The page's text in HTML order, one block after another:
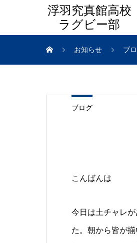
浮羽究真館高校
ラグビー部
お知らせ ブ
ブログ
こんばんは
今日は土チャレ
た。朝から皆が